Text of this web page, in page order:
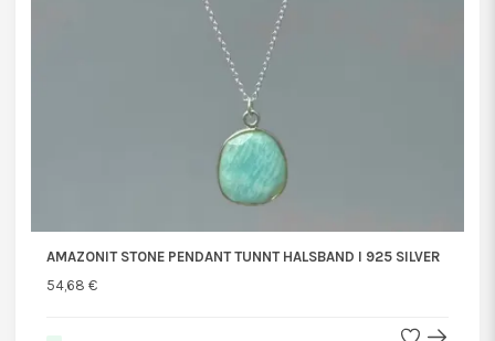
AMAZONIT STONE PENDANT TUNNT HALSBAND I 925 SILVER
54,68 €